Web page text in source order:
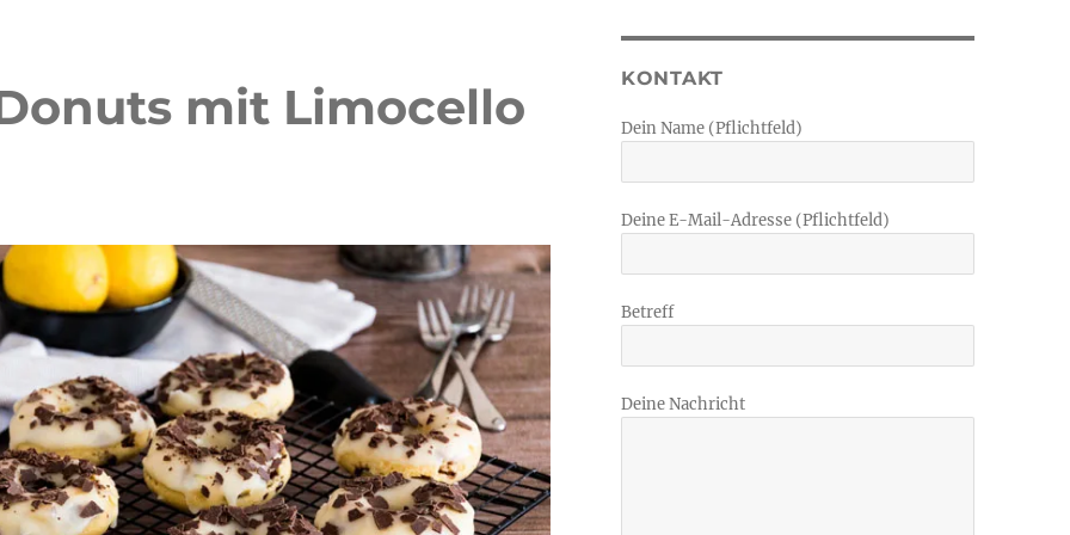
mit Limocello
KONTAKT
Dein Name (Pflichtfeld)
Deine E-Mail-Adresse (Pflichtfeld)
Betreff
Deine Nachricht